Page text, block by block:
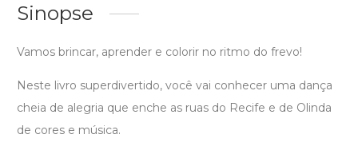
Sinopse
Vamos brincar, aprender e colorir no ritmo do frevo!
Neste livro superdivertido, você vai conhecer uma dança
cheia de alegria que enche as ruas do Recife e de Olinda
de cores e música.